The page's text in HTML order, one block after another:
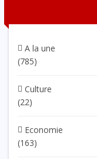
A la une
(785)
Culture
(22)
Economie
(163)